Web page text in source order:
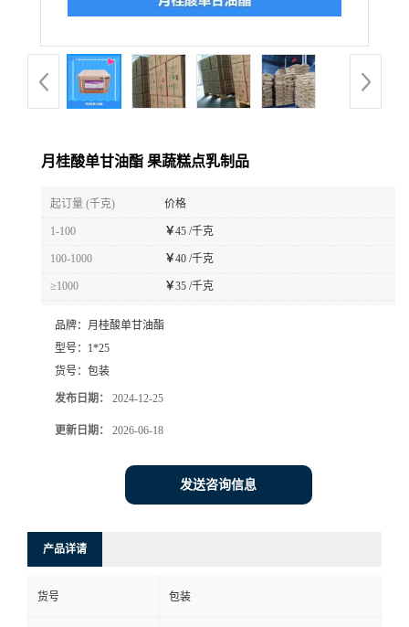
月桂酸单甘油酯 果蔬糕点乳制品
起订量 (千克) 价格
1-100 ￥45 /千克
100-1000 ￥40 /千克
≥1000 ￥35 /千克
品牌： 月桂酸单甘油酯
型号： 1*25
货号： 包装
发布日期： 2024-12-25
更新日期： 2026-06-18
发送咨询信息
产品详请
货号 包装